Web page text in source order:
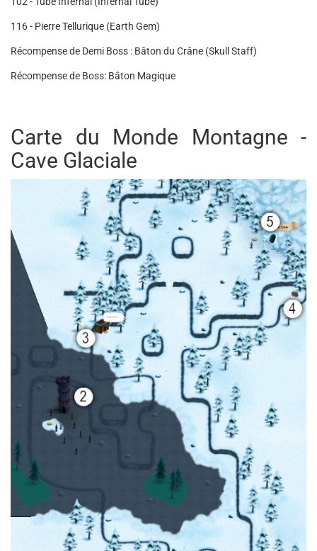
116 - Pierre Tellurique (Earth Gem)
Récompense de Demi Boss : Bâton du Crâne (Skull Staff)
Récompense de Boss: Bâton Magique
Carte du Monde Montagne -
Cave Glaciale